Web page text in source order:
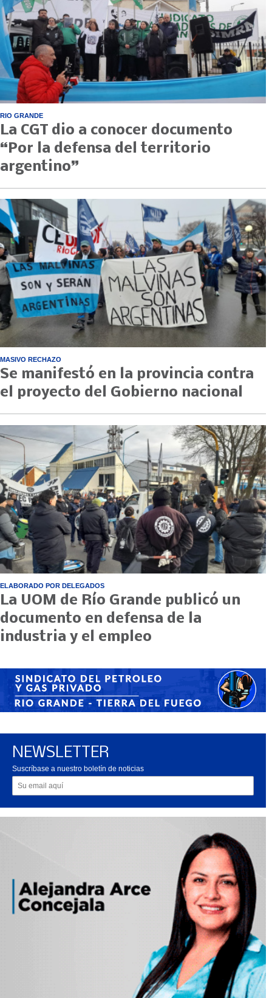
RIO GRANDE
La CGT dio a conocer documento
“Por la defensa del territorio
argentino”
MASIVO RECHAZO
Se manifestó en la provincia contra
el proyecto del Gobierno nacional
ELABORADO POR DELEGADOS
La UOM de Río Grande publicó un
documento en defensa de la
industria y el empleo
NEWSLETTER
Suscríbase a nuestro boletín de noticias